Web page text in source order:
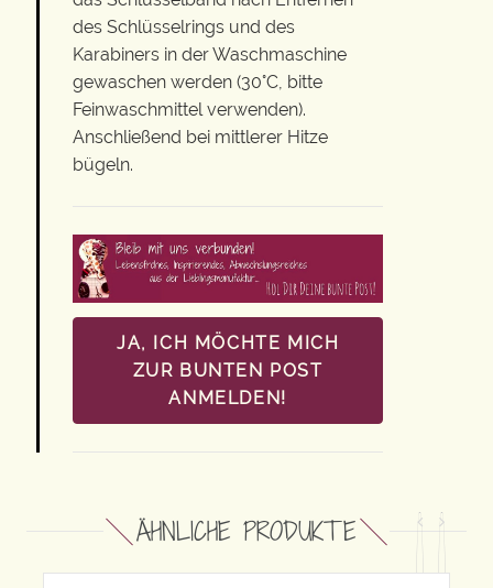
des Schlüsselrings und des
Karabiners in der Waschmaschine
gewaschen werden (30°C, bitte
Feinwaschmittel verwenden).
Anschließend bei mittlerer Hitze
bügeln.
JA, ICH MÖCHTE MICH
ZUR BUNTEN POST
ANMELDEN!
ÄHNLICHE PRODUKTE